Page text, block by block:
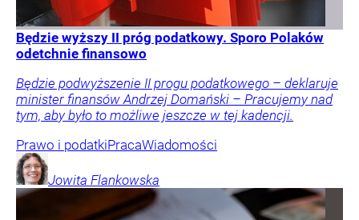
Będzie wyższy II próg podatkowy. Sporo Polaków
odetchnie finansowo
Będzie podwyższenie II progu podatkowego – deklaruje
minister finansów Andrzej Domański – Pracujemy nad
tym, aby było to możliwe jeszcze w tej kadencji.
Prawo i podatkiPracaWiadomości
Jowita Flankowska